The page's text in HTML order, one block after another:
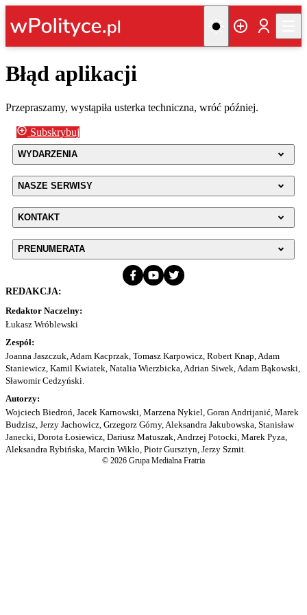
Błąd aplikacji
Przepraszamy, wystąpiła usterka techniczna, wróć później.
Subskrybuj
WYDARZENIA
NASZE SERWISY
KONTAKT
PRENUMERATA
REDAKCJA:
Redaktor Naczelny:
Łukasz Wróblewski
Zespół:
Joanna Jaszczuk, Adam Kacprzak, Tomasz Karpowicz, Robert Knap, Adam
Staniewicz, Kamil Kwiatek, Natalia Wierzbicka, Adrian Siwek, Adam Bąkowski,
Sławomir Cedzyński.
Autorzy:
Wojciech Biedroń, Jacek Karnowski, Marzena Nykiel, Goran Andrijanić, Marek
Budzisz, Jerzy Jachowicz, Grzegorz Górny, Aleksandra Jakubowska, Stanisław
Janecki, Dorota Łosiewicz, Dariusz Matuszak, Andrzej Potocki, Marek Pyza,
Aleksandra Rybińska, Marcin Wikło, Piotr Gursztyn, Jerzy Szmit.
© 2026 Grupa Medialna Fratria